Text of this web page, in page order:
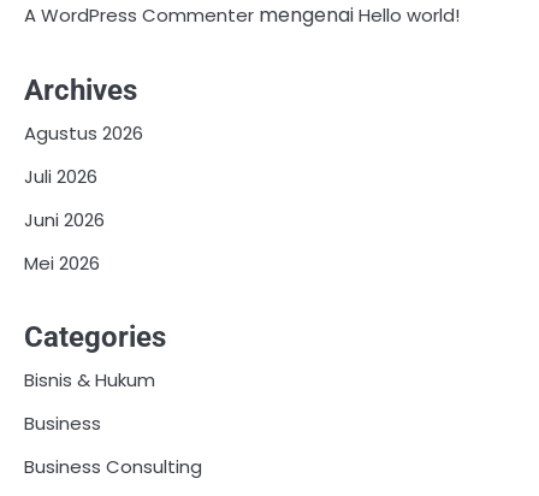
A WordPress Commenter mengenaiHello world!
Archives
Agustus 2026
Juli 2026
Juni 2026
Mei 2026
Categories
Bisnis & Hukum
Business
Business Consulting